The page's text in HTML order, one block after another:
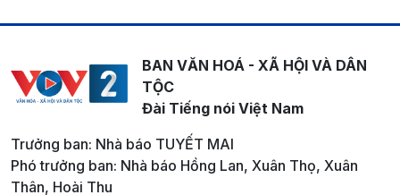
BAN VĂN HOÁ - XÃ HỘI VÀ DÂN
TỘC
Đài Tiếng nói Việt Nam
Trưởng ban: Nhà báo TUYẾT MAI
Phó trưởng ban: Nhà báo Hồng Lan, Xuân Thọ, Xuân
Thân, Hoài Thu